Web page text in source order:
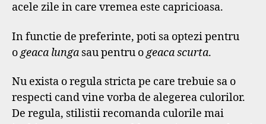
acele zile in care vremea este capricioasa.
In functie de preferinte, poti sa optezi pentru
ogeaca lunga sau pentru ogeaca scurta.
Nu exista o regula stricta pe care trebuie sa o
respecti cand vine vorba de alegerea culorilor.
De regula, stilistii recomanda culorile mai